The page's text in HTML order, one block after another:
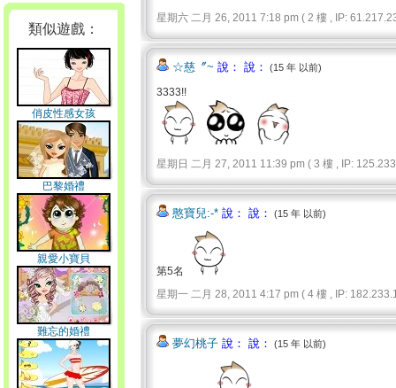
類似遊戲：
俏皮性感女孩
巴黎婚禮
親愛小寶貝
難忘的婚禮
星期六 二月 26, 2011 7:18 pm ( 2 樓 , IP:
☆慈〞~ 說： 說： (15 年 以前)
3333!!
星期日 二月 27, 2011 11:39 pm ( 3 樓 , IP:
憨寶兒:-* 說： 說： (15 年 以前)
第5名
星期一 二月 28, 2011 4:17 pm ( 4 樓 , IP:
夢幻桃子 說： 說： (15 年 以前)